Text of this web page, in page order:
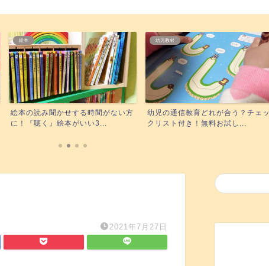
幼児教材
幼児の通信教育どれが合う？チェッ
クリスト付き！無料お試し...
絵本
Kindle unlimitedで読める育児本！
無料で読...
2021年7月27日